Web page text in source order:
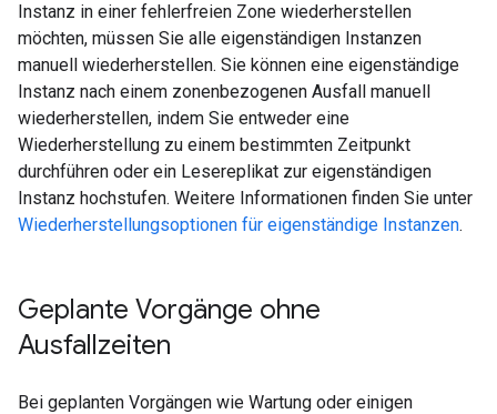
Instanz in einer fehlerfreien Zone wiederherstellen
möchten, müssen Sie alle eigenständigen Instanzen
manuell wiederherstellen. Sie können eine eigenständige
Instanz nach einem zonenbezogenen Ausfall manuell
wiederherstellen, indem Sie entweder eine
Wiederherstellung zu einem bestimmten Zeitpunkt
durchführen oder ein Lesereplikat zur eigenständigen
Instanz hochstufen. Weitere Informationen finden Sie unter
Wiederherstellungsoptionen für eigenständige Instanzen.
Geplante Vorgänge ohne
Ausfallzeiten
Bei geplanten Vorgängen wie Wartung oder einigen